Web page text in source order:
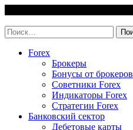
content
Найти:
Forex
Брокеры
Бонусы от брокеров
Советники Forex
Индикаторы Forex
Стратегии Forex
Банковский сектор
Дебетовые карты